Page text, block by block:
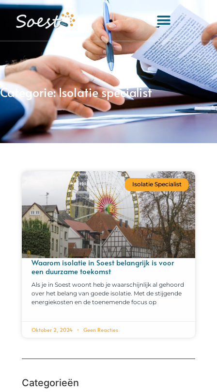
Categorie: Isolatie specialist
Categorieën
Isolatie Specialist
Waarom isolatie in Soest belangrijk is voor
een duurzame toekomst
Als je in Soest woont heb je waarschijnlijk al gehoord
over het belang van goede isolatie. Met de stijgende
energiekosten en de toenemende focus op
Oktober 2, 2024 Geen Reacties